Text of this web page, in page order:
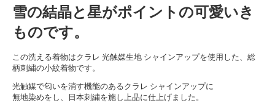
雪の結晶と星がポイントの可愛いき
ものです。
この洗える着物はクラレ 光触媒生地 シャインアップを使用した、総
柄刺繍の小紋着物です。
光触媒で匂いを消す機能のあるクラレ シャインアップに
無地染めをし、日本刺繍を施し上品に仕上げました。